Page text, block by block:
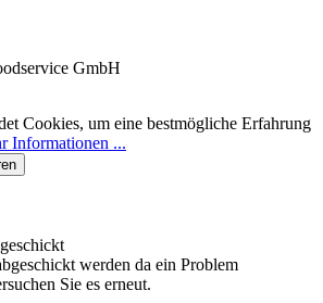
GmbH
Cookies, um eine bestmögliche Erfahrung
Informationen ...
werden da ein Problem
Sie es erneut.